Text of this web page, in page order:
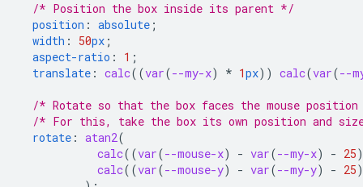
/* Position the box inside its parent */
position : absolute ;
width : 50px ;
aspect-ratio : 1 ;
translate : calc( (var(--my-x) * 1px)) calc(var(--
/* Rotate so that the box faces the mouse
/* For this, take the box its own position and
rotate : atan2(
calc( (var(--mouse-x) - var(--my-x) - 25)
calc( (var(--mouse-y) - var(--my-y) - 25)